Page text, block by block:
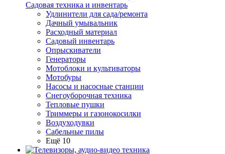
Садовая техника и инвентарь
Удлинители для сада/ремонта
Дачный умывальник
Расходный материал
Садовый инвентарь
Опрыскиватели
Генераторы
Мотоблоки и культиваторы
Мотобуры
Насосы и насосные станции
Снегоуборочная техника
Тепловые пушки
Триммеры и газонокосилки
Воздуходувки
Сабельные пилы
Ещё 10